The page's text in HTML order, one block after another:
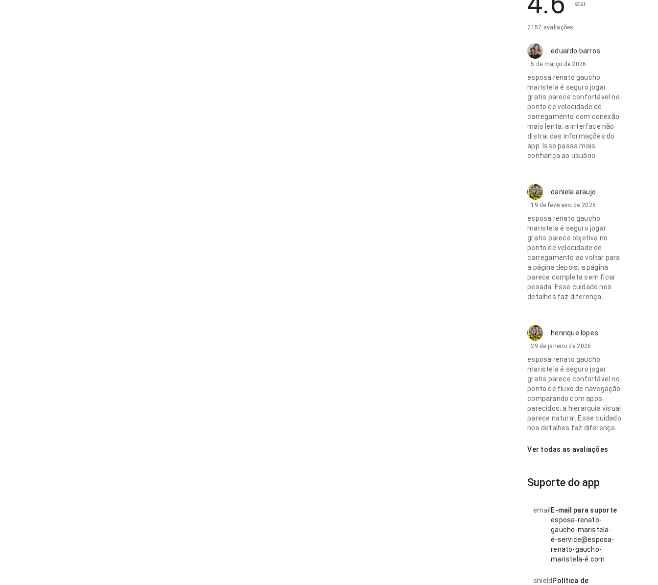
star
2157 avaliações
eduardo.barros
5 de março de 2026
esposa renato gaucho
maristela é seguro jogar
gratis parece confortável no
ponto de velocidade de
carregamento com conexão
mais lenta; a interface não
distrai das informações do
app. Isso passa mais
confiança ao usuário.
daniela.araujo
19 de fevereiro de 2026
esposa renato gaucho
maristela é seguro jogar
gratis parece objetiva no
ponto de velocidade de
carregamento ao voltar para
a página depois; a página
parece completa sem ficar
pesada. Esse cuidado nos
detalhes faz diferença.
henrique.lopes
29 de janeiro de 2026
esposa renato gaucho
maristela é seguro jogar
gratis parece confortável no
ponto de fluxo de navegação
comparando com apps
parecidos; a hierarquia visual
parece natural. Esse cuidado
nos detalhes faz diferença.
Ver todas as avaliações
Suporte do app
email E-mail para suporte
esposa-renato-
gaucho-maristela-
é-service@esposa-
renato-gaucho-
maristela-é.com
shield Política de